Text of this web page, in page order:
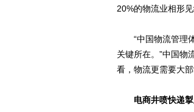
20%的物流业相形
“中国物流管理体
关键所在。”中国物
看，物流更需要大部
电商井喷快递